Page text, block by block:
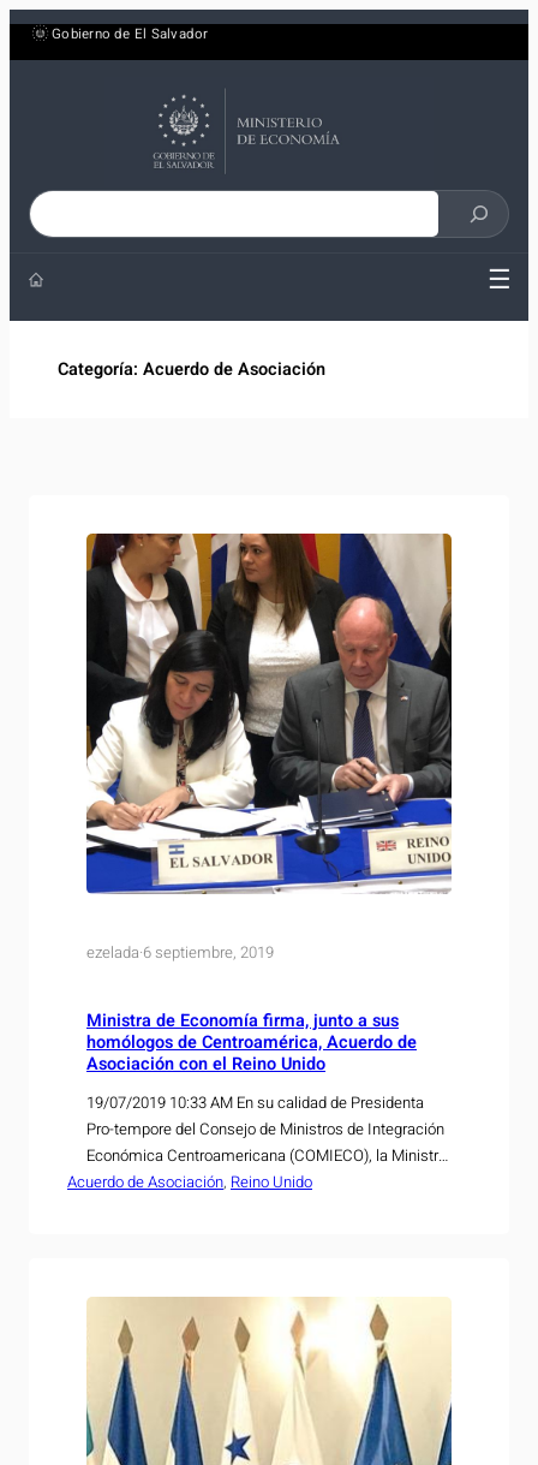
SaltarGobierno de El Salvador
Buscar
el
☰
Categoría: Acuerdo de Asociación
ezelada·6 septiembre, 2019
Ministra de Economía firma, junto a sus
homólogos de Centroamérica, Acuerdo de
Asociación con el Reino Unido
19/07/2019 10:33 AM En su calidad de Presidenta
Pro-tempore del Consejo de Ministros de Integración
Económica Centroamericana (COMIECO), la Ministra
de Economía, María Luisa Hayem Brevé, firmó con
Acuerdo de Asociación, Reino Unido